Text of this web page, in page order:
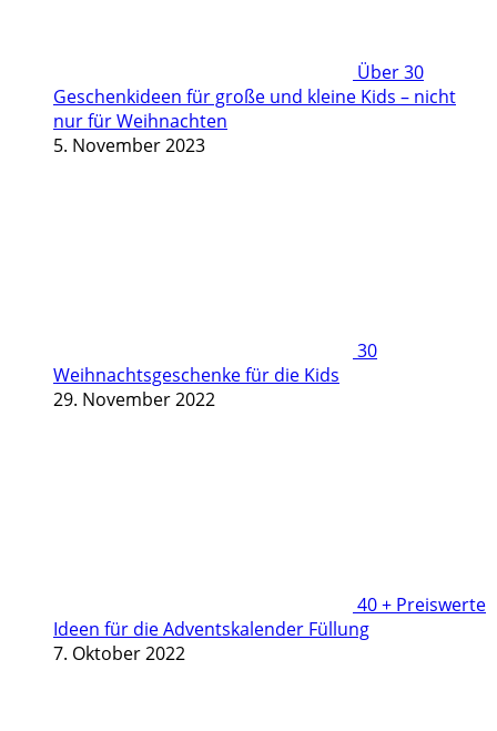
Über 30
Geschenkideen für große und kleine Kids – nicht
nur für Weihnachten
5. November 2023
30
Weihnachtsgeschenke für die Kids
29. November 2022
40 + Preiswerte
Ideen für die Adventskalender Füllung
7. Oktober 2022